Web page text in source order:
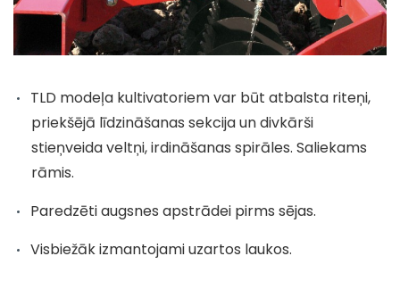
TLD modeļa kultivatoriem var būt atbalsta riteņi,
priekšējā līdzināšanas sekcija un divkārši
stieņveida veltņi, irdināšanas spirāles. Saliekams
rāmis.
Paredzēti augsnes apstrādei pirms sējas.
Visbiežāk izmantojami uzartos laukos.